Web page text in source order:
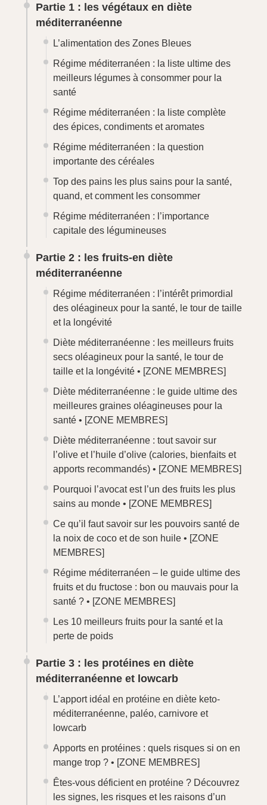
Partie 1 : les végétaux en diète
méditerranéenne
L’alimentation des Zones Bleues
Régime méditerranéen : la liste ultime des
meilleurs légumes à consommer pour la
santé
Régime méditerranéen : la liste complète
des épices, condiments et aromates
Régime méditerranéen : la question
importante des céréales
Top des pains les plus sains pour la santé,
quand, et comment les consommer
Régime méditerranéen : l’importance
capitale des légumineuses
Partie 2 : les fruits-en diète
méditerranéenne
Régime méditerranéen : l’intérêt primordial
des oléagineux pour la santé, le tour de taille
et la longévité
Diète méditerranéenne : les meilleurs fruits
secs oléagineux pour la santé, le tour de
taille et la longévité • [ZONE MEMBRES]
Diète méditerranéenne : le guide ultime des
meilleures graines oléagineuses pour la
santé • [ZONE MEMBRES]
Diète méditerranéenne : tout savoir sur
l’olive et l’huile d’olive (calories, bienfaits et
apports recommandés) • [ZONE MEMBRES]
Pourquoi l’avocat est l’un des fruits les plus
sains au monde • [ZONE MEMBRES]
Ce qu’il faut savoir sur les pouvoirs santé de
la noix de coco et de son huile • [ZONE
MEMBRES]
Régime méditerranéen – le guide ultime des
fruits et du fructose : bon ou mauvais pour la
santé ? • [ZONE MEMBRES]
Les 10 meilleurs fruits pour la santé et la
perte de poids
Partie 3 : les protéines en diète
méditerranéenne et lowcarb
L’apport idéal en protéine en diète keto-
méditerranéenne, paléo, carnivore et
lowcarb
Apports en protéines : quels risques si on en
mange trop ? • [ZONE MEMBRES]
Êtes-vous déficient en protéine ? Découvrez
les signes, les risques et les raisons d’un